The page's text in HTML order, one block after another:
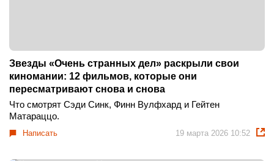
Звезды «Очень странных дел» раскрыли свои
киномании: 12 фильмов, которые они
пересматривают снова и снова
Что смотрят Сэди Синк, Финн Вулфхард и Гейтен
Матараццо.
Написать 19 марта 2026 10:52